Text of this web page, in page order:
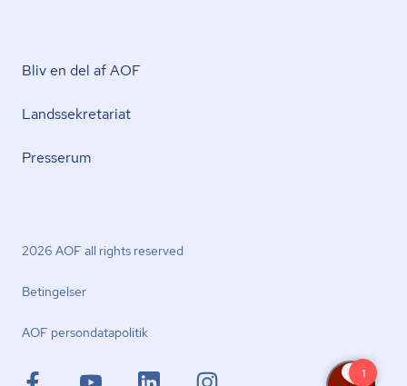
Bliv en del af AOF
Lands­se­kre­ta­ri­at
Presserum
2026 AOF all rights reserved
Betingelser
AOF per­son­da­ta­po­li­tik